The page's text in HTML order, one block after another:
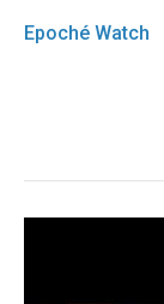
Epoché Watch